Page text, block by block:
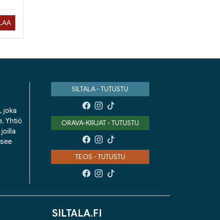
joka
Yhtiö
SILTALA - TUTUSTU
ORAVA-KIRJAT - TUTUSTU
TEOS - TUTUSTU
SILTALA.FI